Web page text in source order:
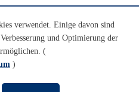
verwendet. Einige davon sind
und Optimierung der
(
)